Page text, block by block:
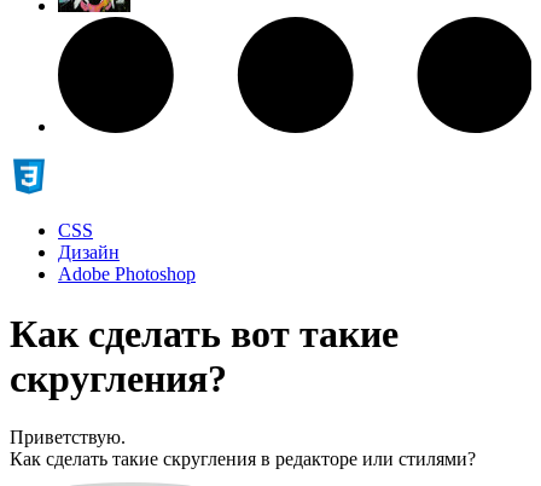
CSS
Дизайн
Adobe Photoshop
Как сделать вот такие
скругления?
Приветствую.
Как сделать такие скругления в редакторе или стилями?